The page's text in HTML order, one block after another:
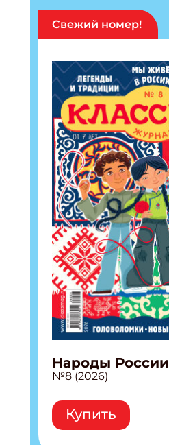
Свежий номер!
Народы России
№8 (2026)
Купить